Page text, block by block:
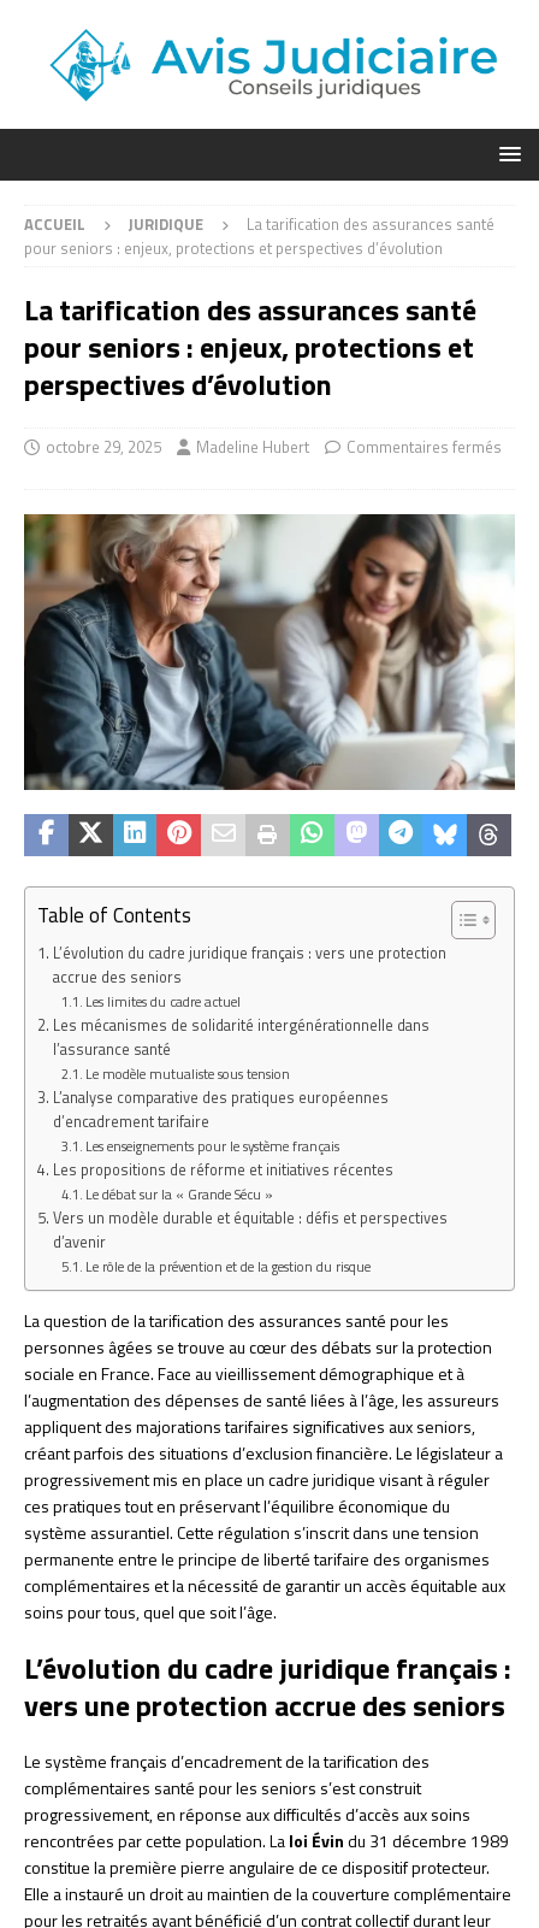
ACCUEIL JURIDIQUE
La tarification des assurances santé
pour seniors : enjeux, protections et perspectives d’évolution
La tarification des assurances santé
pour seniors : enjeux, protections et
perspectives d’évolution
octobre 29, 2025 Madeline Hubert Commentaires fermés
Table of Contents
L’évolution du cadre juridique français : vers une protection
accrue des seniors
Les limites du cadre actuel
Les mécanismes de solidarité intergénérationnelle dans
l’assurance santé
Le modèle mutualiste sous tension
L’analyse comparative des pratiques européennes
d’encadrement tarifaire
Les enseignements pour le système français
Les propositions de réforme et initiatives récentes
Le débat sur la « Grande Sécu »
Vers un modèle durable et équitable : défis et perspectives
d’avenir
Le rôle de la prévention et de la gestion du risque
La question de la tarification des assurances santé pour les
personnes âgées se trouve au cœur des débats sur la protection
sociale en France. Face au vieillissement démographique et à
l’augmentation des dépenses de santé liées à l’âge, les assureurs
appliquent des majorations tarifaires significatives aux seniors,
créant parfois des situations d’exclusion financière. Le législateur a
progressivement mis en place un cadre juridique visant à réguler
ces pratiques tout en préservant l’équilibre économique du
système assurantiel. Cette régulation s’inscrit dans une tension
permanente entre le principe de liberté tarifaire des organismes
complémentaires et la nécessité de garantir un accès équitable aux
soins pour tous, quel que soit l’âge.
L’évolution du cadre juridique français :
vers une protection accrue des seniors
Le système français d’encadrement de la tarification des
complémentaires santé pour les seniors s’est construit
progressivement, en réponse aux difficultés d’accès aux soins
rencontrées par cette population. Laloi Évindu 31 décembre 1989
constitue la première pierre angulaire de ce dispositif protecteur.
Elle a instauré un droit au maintien de la couverture complémentaire
pour les retraités ayant bénéficié d’un contrat collectif durant leur